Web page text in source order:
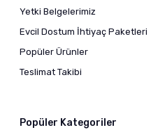
Yetki Belgelerimiz
Evcil Dostum İhtiyaç Paketleri
Popüler Ürünler
Teslimat Takibi
Popüler Kategoriler